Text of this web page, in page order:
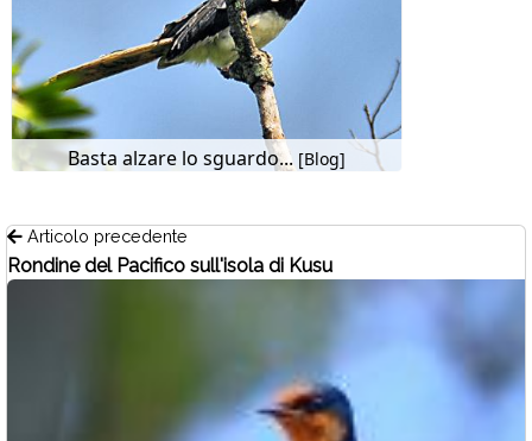
Basta alzare lo sguardo... [Blog]
Articolo precedente
Rondine del Pacifico sull'isola di Kusu